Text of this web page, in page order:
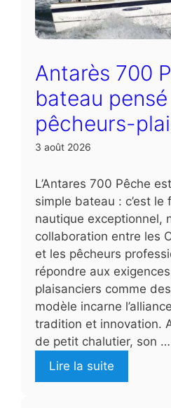
Antarès 700
bateau
pêcheurs-
3 août 2026
L’Antares 700 Pêche
simple bateau : c’est le
nautique exceptionnel,
collaboration entre les
et les pêcheurs
répondre aux
plaisanciers comme
modèle incarne
tradition et innovation.
de petit chalutier, son …
Lire la suite